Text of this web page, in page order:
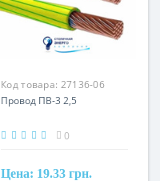
1
Наличие экрана
не экранированный
ПВ
Код товара: 27136-06
Провод ПВ-3 2,5
0
Цена: 19.33 грн.